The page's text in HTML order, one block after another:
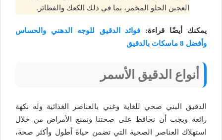
العجين الحلو المخمر، بما في ذلك الكعك والفطائر.
يمكنك أيضًا قراءة: فوائد الدقيق للوجه الدهني والحساس
وأفضل 8 ماسكات بالدقيق
أنواع الدقيق الأسمر
الدقيق البني صحي للغاية وغني بالعناصر الغذائية وله نكهة
رائعة ويجب أن نحافظ على صحتنا ونمنع الأمراض من خلال
استهلاك العناصر الصحية التي تضمن حياة أطول وأكثر صحة،